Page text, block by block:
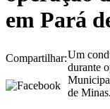
em Pará
Compartilhar:Um
durante
de Minas.